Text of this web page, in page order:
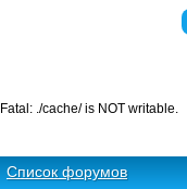
Список форумов
Fatal: ./cache/ is NOT writable.